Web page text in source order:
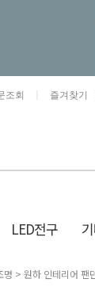
조회 즐겨찾기
LED전구
명 > 원하 인테리어 팬